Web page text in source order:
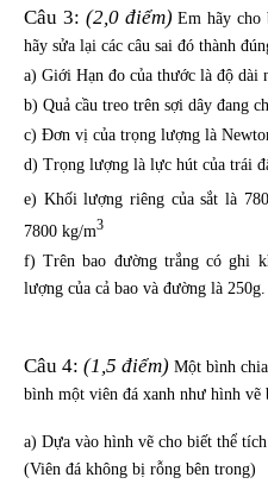
Câu 3: (2,0 điểm) Em hãy cho
hãy sửa lại các câu sai đó thành
a) Giới Hạn đo của thước là độ dài
b) Quả cầu treo trên sợi dây đang
c) Đơn vị của trọng lượng là
d) Trọng lượng là lực hút của trái
e) Khối lượng riêng của sắt là
7800 kg/m3
f) Trên bao đường trắng có ghi
lượng của cả bao và đường là 250g.
Câu 4: (1,5 điểm) Một bình
bình một viên đá xanh như hình vẽ
a) Dựa vào hình vẽ cho biết thể
(Viên đá không bị rỗng bên trong)